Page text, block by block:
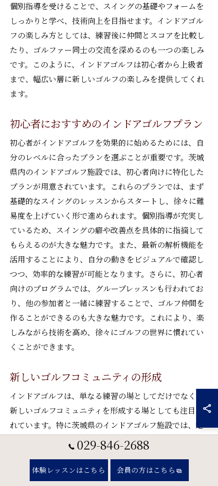
個別指導を受けることで、スイングの基礎やフォームを
しっかりと学べ、技術向上を目指せます。インドアゴル
フの楽しみ方としては、練習後に仲間とスコアを比較し
たり、ゴルファー同士の交流を深めるのも一つの楽しみ
です。このように、インドアゴルフは初心者から上級者
まで、幅広い層に新しいゴルフの楽しみを提供してくれ
ます。
初心者におすすめのインドアゴルフプラン
初心者がインドアゴルフを効果的に始めるためには、自
分のレベルに合ったプランを選ぶことが重要です。茨城
県内のインドアゴルフ施設では、初心者向けに特化した
プランが用意されています。これらのプランでは、まず
基礎的なスイングのレッスンからスタートし、徐々に難
易度を上げていく形で進められます。個別指導が充実し
ているため、スイングの癖や改善点を具体的に指摘して
もらえるのが大きな魅力です。また、最新の解析機能を
活用することにより、自分の動きをビジュアルで確認し
つつ、効率的な練習が可能となります。さらに、初心者
向けのプログラムでは、グループレッスンも行われてお
り、他の参加者と一緒に練習することで、ゴルフ仲間を
作ることができるのも大きな魅力です。これにより、楽
しみながら技術を高め、徐々にゴルフの世界に慣れてい
くことができます。
新しいゴルフコミュニティの形成
インドアゴルフは、単なる練習の場としてだけでなく、
新しいゴルフコミュニティを形成する場としても注目さ
れています。特に茨城県のインドアゴルフ施設では、定
期的に開催されるイベントやコンペティションを通じ
初心者からベテランまでが一緒に楽しむことができる環
境が整っています。また、インストラクターによるワー
029-846-2688
体験レッスンはこちら 会員の方はこちら